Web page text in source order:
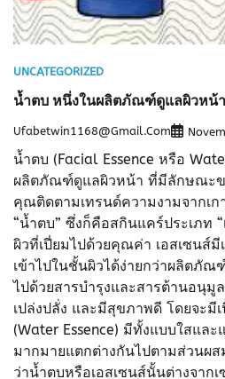
UNCATEGORIZED
น้ำตบ หนึ่งในผลิตภัณฑ์ดูแลผิวหน้า
Ufabetwin1168@gmail.com
น้ำตบ (Facial Essence หรือ
ผลิตภัณฑ์ดูแลผิวหน้า ที่มีลักษณะ
คุณติดตามเทรนด์ความงามจากเก
“น้ำตบ” ซึ่งก็คือสกินแคร์ประเภท
ผิวที่เปี่ยมไปด้วยคุณค่า เอสเซนส์
เข้าไปในชั้นผิวได้ง่ายกว่าผลิตภั
ไปด้วยสารบำรุงและสารต้านอนุ
เปล่งปลั่ง และมีสุขภาพดี โดยจะมี
(Water Essence) มีทั้งแบบใสแล
มากมายแตกต่างกันไปตามส่วนผ
ว่าน้ำตบหรือเอสเซนส์นั้นต่างจาก